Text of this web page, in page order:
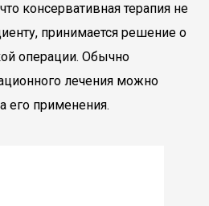
консервативная терапия не
принимается решение о
операции. Обычно
лечения можно
его применения.